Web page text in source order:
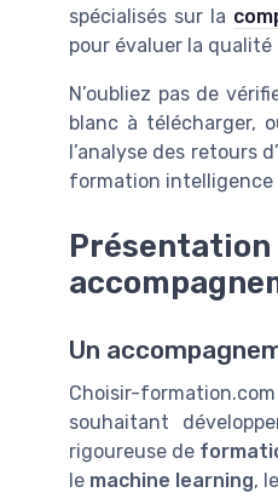
spécialisés sur la
pour évaluer la qualité
N’oubliez pas de
blanc à télécharger,
l’analyse des retours
formation intelligence
Un
Choisir-
souhaitant
rigoureuse de
le machine learning, le